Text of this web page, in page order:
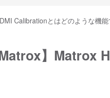
Calibrationとはどのような機能
Matrox】Matrox